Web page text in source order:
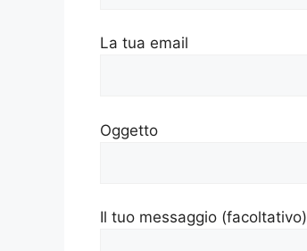
La tua email
Oggetto
Il tuo messaggio (facoltativo)